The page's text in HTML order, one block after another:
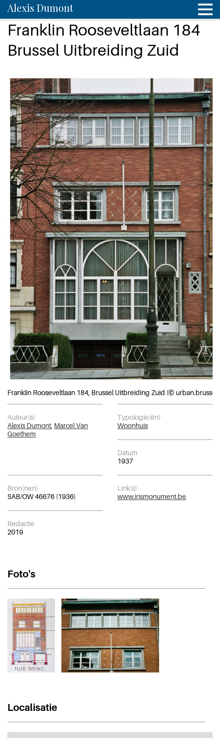
Alexis Dumont
Franklin Rooseveltlaan 184
Brussel Uitbreiding Zuid
Franklin Rooseveltlaan 184, Brussel Uitbreiding Zuid (©
Auteur(s)
Alexis Dumont Marcel Van
Goethem
Typologie(ën)
Woonhuis
Datum
1937
Bron(nen)
SAB/OW 46676 (1936)
Link(s)
www.irismonument.be
Redactie
2019
Foto's
Localisatie